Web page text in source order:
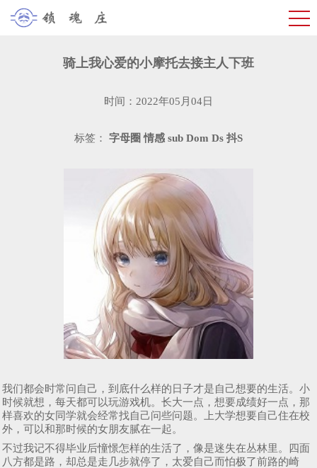
骑上我心爱的小摩托去接主人下班
时间：2022年05月04日
标签： 字母圈 情感 sub Dom Ds 抖S
我们都会时常问自己，到底什么样的日子才是自己想要的生活。小
时候就想，每天都可以玩游戏机。长大一点，想要成绩好一点，那
样喜欢的女同学就会经常找自己问些问题。上大学想要自己住在校
外，可以和那时候的女朋友腻在一起。
不过我记不得毕业后憧憬怎样的生活了，像是迷失在丛林里。四面
八方都是路，却总是走几步就停了，太爱自己而怕极了前路的崎